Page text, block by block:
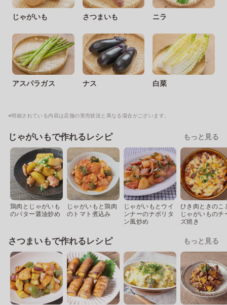
じゃがいも さつまいも ニラ
アスパラガス ナス 白菜
※明細されている内容は店舗の実売状況と異なる場合がございます。
じゃがいもで作れるレシピ もっと見る
鶏肉とじゃがいも
のバター醤油炒め
じゃがいもと鶏肉
のトマト煮込み
じゃがいもとウイ
ンナーのナポリタ
ン風炒め
ひき肉ときのこ
じゃがいものチ
ズ焼き
さつまいもで作れるレシピ もっと見る